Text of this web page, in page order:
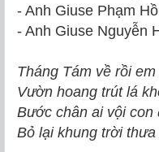
- Anh Giuse Phạm
- Anh Giuse Nguyễn
Tháng Tám về rồi
Vườn hoang trút lá
Bước chân ai vội
Bỏ lại khung trời thưa